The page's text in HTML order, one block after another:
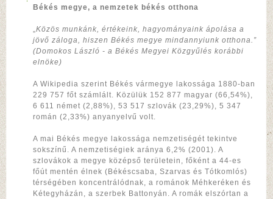
Békés megye, a nemzetek békés otthona
„Közös munkánk, értékeink, hagyományaink ápolása a
jövő záloga, hiszen Békés megye mindannyiunk otthona.”
(Domokos László - a Békés Megyei Közgyűlés korábbi
elnöke)
A Wikipedia szerint Békés vármegye lakossága 1880-ban
229 757 főt számlált. Közülük 152 877 magyar (66,54%),
6 611 német (2,88%), 53 517 szlovák (23,29%), 5 347
román (2,33%) anyanyelvű volt.
A mai Békés megye lakossága nemzetiségét tekintve
sokszínű. A nemzetiségiek aránya 6,2% (2001). A
szlovákok a megye középső területein, főként a 44-es
főút mentén élnek (Békéscsaba, Szarvas és Tótkomlós)
térségében koncentrálódnak, a románok Méhkeréken és
Kétegyházán, a szerbek Battonyán. A romák elszórtan a